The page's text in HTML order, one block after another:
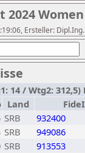
2024 Women
Ersteller:
14 / Wtg2:
Land
SRB
932400
SRB
949086
SRB
913553